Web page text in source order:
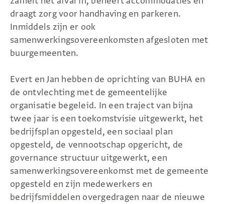
draagt zorg voor handhaving en parkeren.
Inmiddels zijn er ook
samenwerkingsovereenkomsten afgesloten met
buurgemeenten.
Evert en Jan hebben de oprichting van BUHA en
de ontvlechting met de gemeentelijke
organisatie begeleid. In een traject van bijna
twee jaar is een toekomstvisie uitgewerkt, het
bedrijfsplan opgesteld, een sociaal plan
opgesteld, de vennootschap opgericht, de
governance structuur uitgewerkt, een
samenwerkingsovereenkomst met de gemeente
opgesteld en zijn medewerkers en
bedrijfsmiddelen overgedragen naar de nieuwe